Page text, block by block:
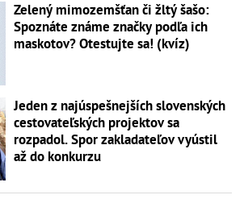
Zelený mimozemšťan či žltý šašo:
Spoznáte známe značky podľa ich
maskotov? Otestujte sa! (kvíz)
Jeden z najúspešnejších slovenských
cestovateľských projektov sa
rozpadol. Spor zakladateľov vyústil
až do konkurzu